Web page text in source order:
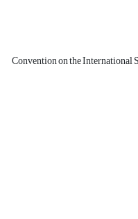
Convention on the International